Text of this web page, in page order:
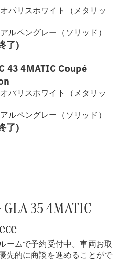
パリスホワイト（メタリッ
アルペングレー（ソリッド）
了)
43 4MATIC Coupé
パリスホワイト（メタリッ
アルペングレー（ソリッド）
了)
35 4MATIC
ームで予約受付中。車両お取
先的に商談を進めることがで